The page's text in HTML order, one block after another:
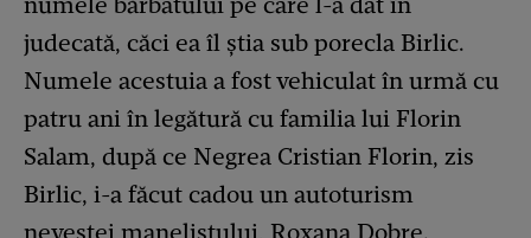
judecată, căci ea îl știa sub porecla Birlic.
Numele acestuia a fost vehiculat în urmă cu
patru ani în legătură cu familia lui Florin
Salam, după ce Negrea Cristian Florin, zis
Birlic, i-a făcut cadou un autoturism